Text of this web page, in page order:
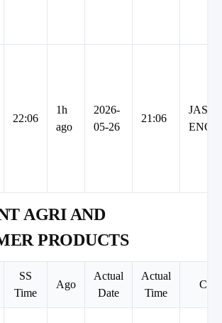
22:06
1h
ago
2026-
05-26
21:06
JASH
AGRI AND
PRODUCTS
SS
Time
Ago
Actual
Date
Actual
Time